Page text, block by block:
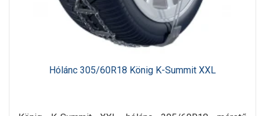
Hólánc 305/60R18 König K-Summit XXL